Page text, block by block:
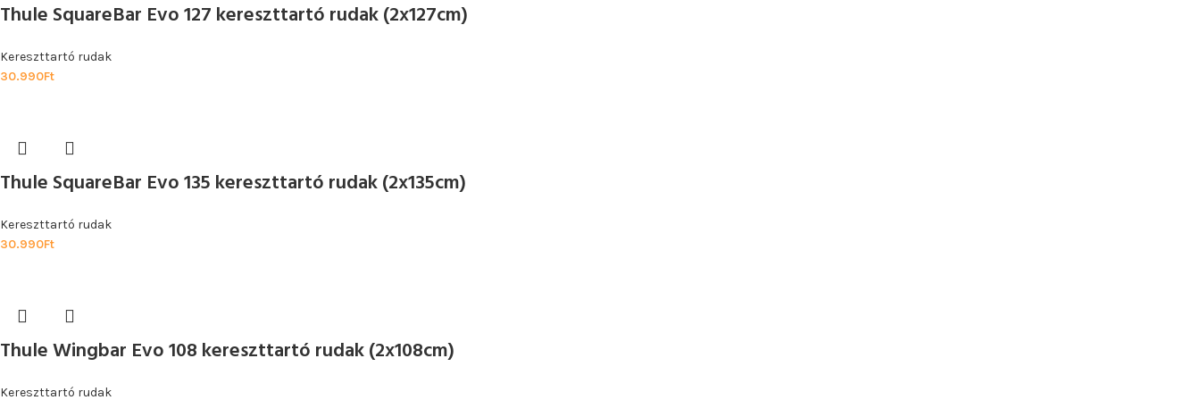
Thule SquareBar Evo 127 kereszttartó rudak (2x127cm)
Kereszttartó rudak
30.990Ft
Thule SquareBar Evo 135 kereszttartó rudak (2x135cm)
Kereszttartó rudak
30.990Ft
Thule Wingbar Evo 108 kereszttartó rudak (2x108cm)
Kereszttartó rudak